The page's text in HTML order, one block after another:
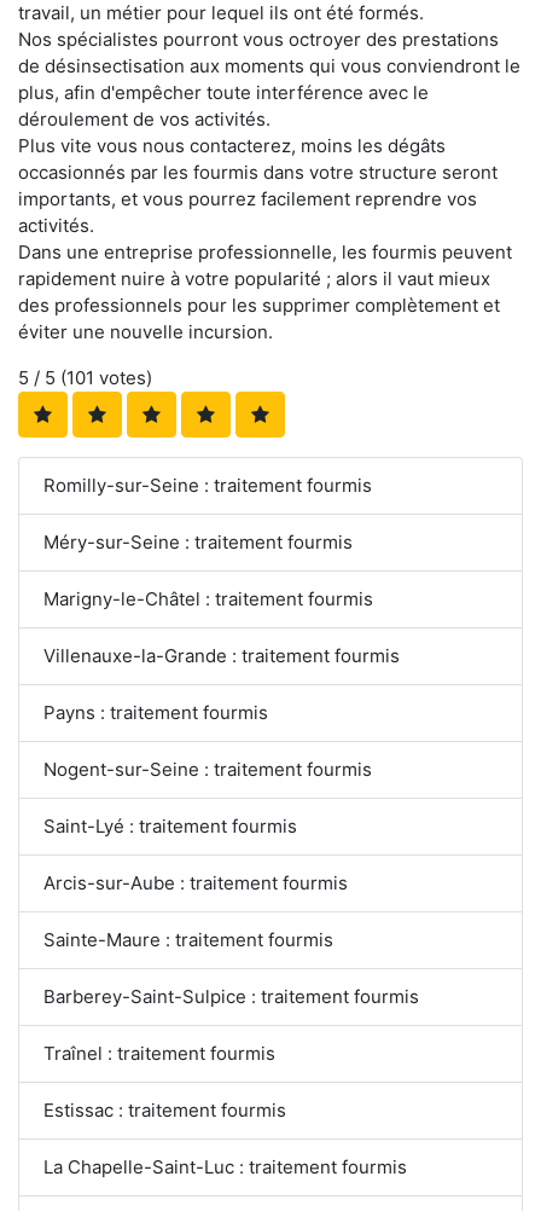
travail, un métier pour lequel ils ont été formés.
Nos spécialistes pourront vous octroyer des prestations
de désinsectisation aux moments qui vous conviendront le
plus, afin d'empêcher toute interférence avec le
déroulement de vos activités.
Plus vite vous nous contacterez, moins les dégâts
occasionnés par les fourmis dans votre structure seront
importants, et vous pourrez facilement reprendre vos
activités.
Dans une entreprise professionnelle, les fourmis peuvent
rapidement nuire à votre popularité ; alors il vaut mieux
des professionnels pour les supprimer complètement et
éviter une nouvelle incursion.
5 / 5 (101 votes)
Romilly-sur-Seine : traitement fourmis
Méry-sur-Seine : traitement fourmis
Marigny-le-Châtel : traitement fourmis
Villenauxe-la-Grande : traitement fourmis
Payns : traitement fourmis
Nogent-sur-Seine : traitement fourmis
Saint-Lyé : traitement fourmis
Arcis-sur-Aube : traitement fourmis
Sainte-Maure : traitement fourmis
Barberey-Saint-Sulpice : traitement fourmis
Traînel : traitement fourmis
Estissac : traitement fourmis
La Chapelle-Saint-Luc : traitement fourmis